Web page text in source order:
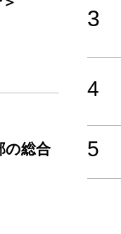
の総合
3
4
5